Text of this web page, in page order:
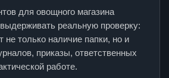
для овощного магазина
реальную проверку:
не только наличие папки, но и
приказы, ответственных
работе.